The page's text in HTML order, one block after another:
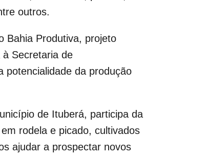
outros.
Bahia Produtiva, projeto
à Secretaria de
potencialidade da produção
de Ituberá, participa da
rodela e picado, cultivados
ajudar a prospectar novos